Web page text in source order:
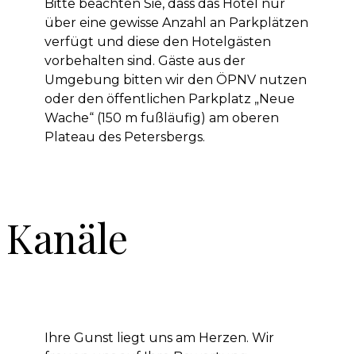
Bitte beachten Sie, dass das Hotel nur
über eine gewisse Anzahl an Parkplätzen
verfügt und diese den Hotelgästen
vorbehalten sind. Gäste aus der
Umgebung bitten wir den ÖPNV nutzen
oder den öffentlichen Parkplatz „Neue
Wache“ (150 m fußläufig) am oberen
Plateau des Petersbergs.
Kanäle
Ihre Gunst liegt uns am Herzen. Wir